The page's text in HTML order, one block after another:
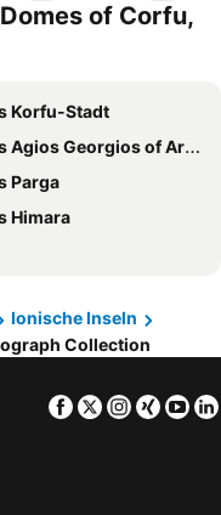
of Corfu,
Korfu-Stadt
Georgios of Argyrades
Parga
Himara
Ionische Inseln
Collection
Facebook
TwitterXing